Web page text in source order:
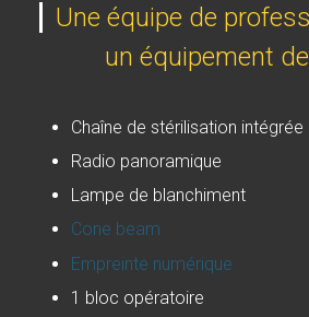
Une équipe de
un équipement
Chaîne de stérilisation intégrée
Radio panoramique
Lampe de blanchiment
Cone beam
Empreinte numérique
1 bloc opératoire